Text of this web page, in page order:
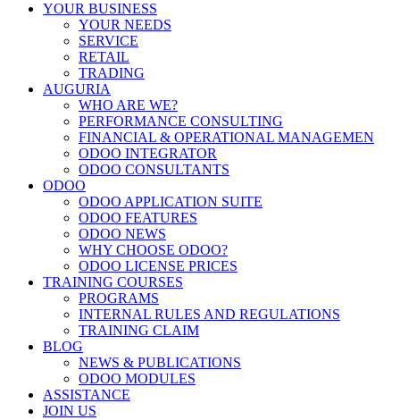
YOUR BUSINESS
YOUR NEEDS
SERVICE
RETAIL
TRADING
AUGURIA
WHO ARE WE?
PERFORMANCE CONSULTING
FINANCIAL & OPERATIONAL MANAGEMEN
ODOO INTEGRATOR
ODOO CONSULTANTS
ODOO
ODOO APPLICATION SUITE
ODOO FEATURES
ODOO NEWS
WHY CHOOSE ODOO?
ODOO LICENSE PRICES
TRAINING COURSES
PROGRAMS
INTERNAL RULES AND REGULATIONS
TRAINING CLAIM
BLOG
NEWS & PUBLICATIONS
ODOO MODULES
ASSISTANCE
JOIN US